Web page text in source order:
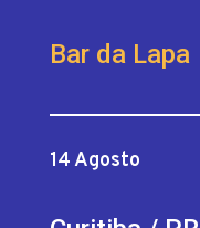
Bar da Lapa
14 Agosto